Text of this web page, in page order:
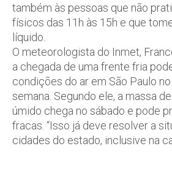
também às pessoas que não
físicos das 11h às 15h e que
líquido.
O meteorologista do Inmet,
a chegada de uma frente fria
condições do ar em São Paulo
semana. Segundo ele, a massa
úmido chega no sábado e pode
fracas. “Isso já deve resolver a
cidades do estado, inclusive na